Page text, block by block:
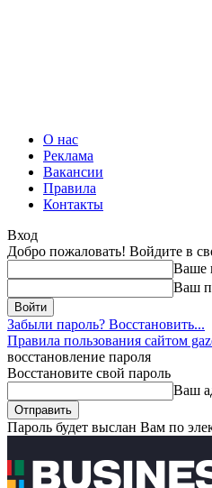
О нас
Реклама
Вакансии
Правила
Контакты
Вход
Добро пожаловать! Войдите в
Ваше
Ваш
Забыли пароль? Восстановить...
Правила пользования сайтом
восстановление пароля
Восстановите свой пароль
Ваш
Пароль будет выслан Вам по